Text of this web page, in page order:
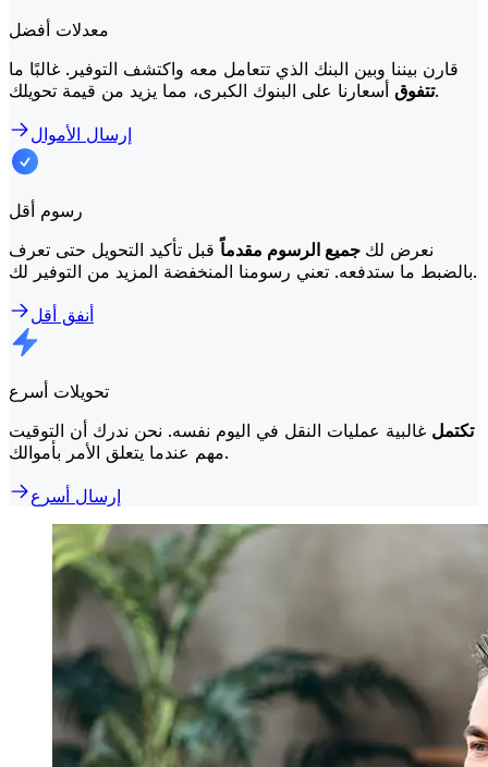
معدلات أفضل
قارن بيننا وبين البنك الذي تتعامل معه واكتشف التوفير. غالبًا ما
تتفوقأسعارنا على البنوك الكبرى، مما يزيد من قيمة تحويلك.
إرسال الأموال
رسوم أقل
نعرض لك جميع الرسوم مقدماًقبل تأكيد التحويل حتى تعرف
بالضبط ما ستدفعه. تعني رسومنا المنخفضة المزيد من التوفير لك.
أنفق أقل
تحويلات أسرع
تكتمل غالبية عمليات النقل في اليوم نفسه. نحن ندرك أن التوقيت
مهم عندما يتعلق الأمر بأموالك.
إرسال أسرع